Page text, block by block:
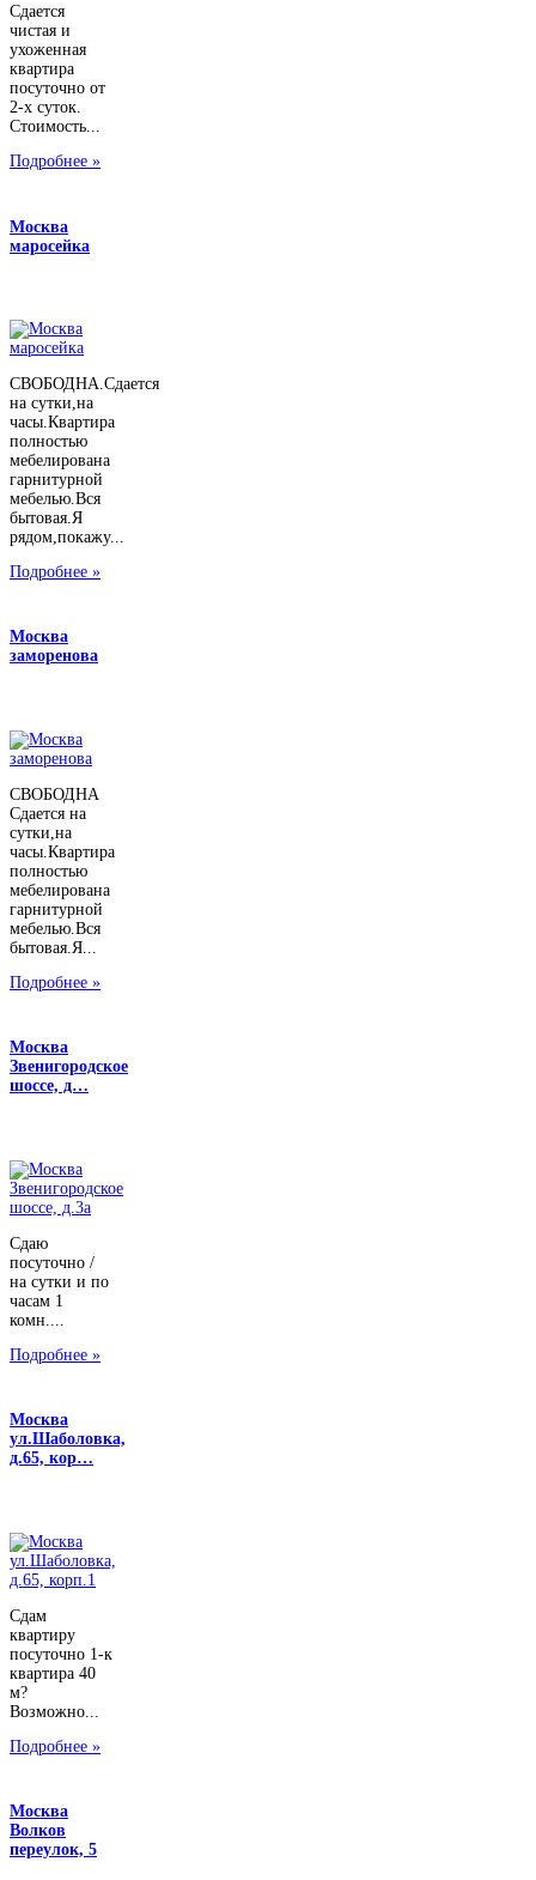
Сдается
чистая и
ухоженная
квартира
посуточно от
2-х суток.
Стоимость...
Подробнее »
Москва
маросейка
СВОБОДНА.Сдается
на сутки,на
часы.Квартира
полностью
мебелирована
гарнитурной
мебелью.Вся
бытовая.Я
рядом,покажу...
Подробнее »
Москва
заморенова
СВОБОДНА
Сдается на
сутки,на
часы.Квартира
полностью
мебелирована
гарнитурной
мебелью.Вся
бытовая.Я...
Подробнее »
Москва
Звенигородское
шоссе, д…
Сдаю
посуточно /
на сутки и по
часам 1
комн....
Подробнее »
Москва
ул.Шаболовка,
д.65, кор…
Сдам
квартиру
посуточно 1-к
квартира 40
м?
Возможно...
Подробнее »
Москва
Волков
переулок, 5